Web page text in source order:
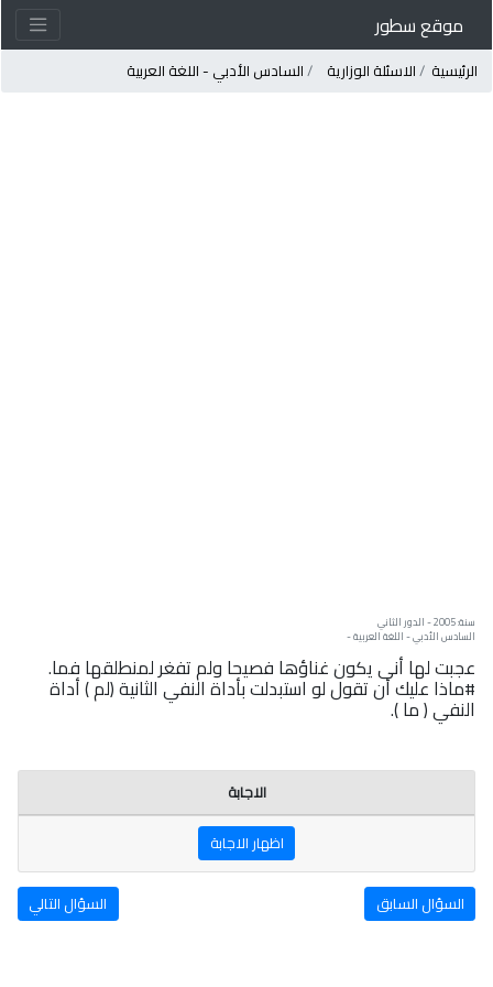
موقع سطور
الرئيسية الاسئلة الوزارية السادس الأدبي - اللغة العربية
سنة: 2005 - الدور الثاني
السادس الأدبي - اللغة العربية -
عجبت لها أنى يكون غناؤها فصيحا ولم تفغر لمنطلقها فما.
#ماذا عليك أن تقول لو استبدلت بأداة النفي الثانية (لم ) أداة
النفي ( ما ).
الاجابة
اظهار الاجابة
السؤال السابق السؤال التالي